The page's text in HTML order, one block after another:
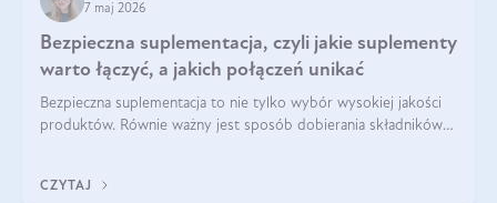
7 maj 2026
Bezpieczna suplementacja, czyli jakie suplementy
warto łączyć, a jakich połączeń unikać
Bezpieczna suplementacja to nie tylko wybór wysokiej jakości
produktów. Równie ważny jest sposób dobierania składników
CZYTAJ